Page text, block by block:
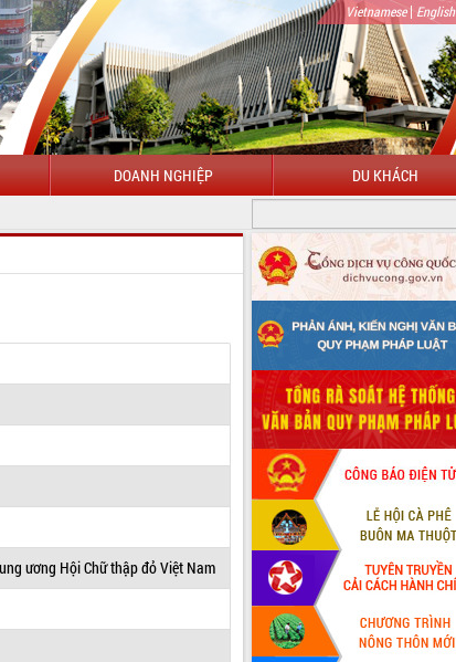
Vietnamese| English
DOANH NGHIỆP DU KHÁCH
ương Hội Chữ thập đỏ Việt Nam